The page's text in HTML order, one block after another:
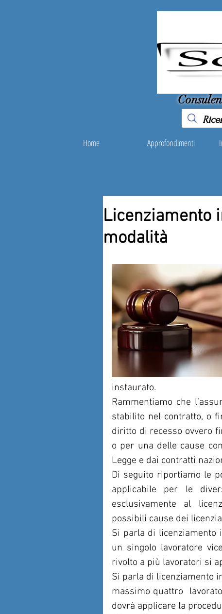
Home Approfondimenti
Licenziamento
modalità
instaurato.
Rammentiamo che
stabilito nel contratto, o
diritto di recesso ovvero
o per una delle cause
Legge e dai contratti
Di seguito riportiamo le
applicabile per le
esclusivamente al
possibili cause dei
Si parla di licenziamento
un singolo lavoratore
rivolto a più lavoratori si
Si parla di licenziamento
massimo quattro
dovrà applicare la